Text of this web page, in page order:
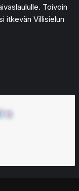
Toivoin
itkevän Villisielun